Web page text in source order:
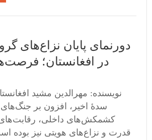
دورنمای پایان نزاع‌های
در افغانستان؛
نویسنده: مهرالدین مشید
سدهٔ اخیر، افزون بر
کشمکش‌های داخلی، رقابت‌های
قدرت و نزاع‌های هویتی نیز بوده